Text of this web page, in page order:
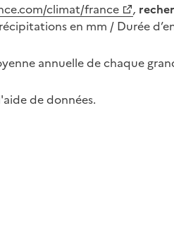
climat/france ,
en mm / Durée
annuelle de chaque
de données.